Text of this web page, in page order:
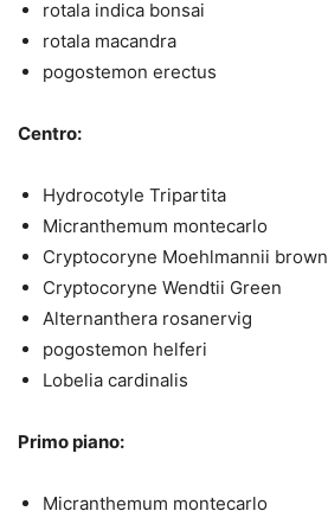
rotala indica bonsai
rotala macandra
pogostemon erectus
Centro:
Hydrocotyle Tripartita
Micranthemum montecarlo
Cryptocoryne Moehlmannii brown
Cryptocoryne Wendtii Green
Alternanthera rosanervig
pogostemon helferi
Lobelia cardinalis
Primo piano:
Micranthemum montecarlo